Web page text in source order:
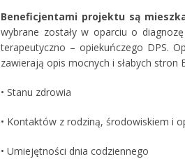
Beneficjentami projektu są
wybrane zostały w oparciu o
terapeutyczno – opiekuńczego DPS.
zawierają opis mocnych i słabych stron
• Stanu zdrowia
• Kontaktów z rodziną, środowiskiem i
• Umiejętności dnia codziennego